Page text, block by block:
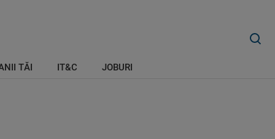
TĂI IT&C JOBURI